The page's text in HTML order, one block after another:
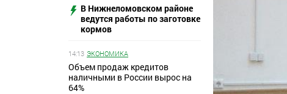
В Нижнеломовском районе
ведутся работы по заготовке
кормов
14:13 ЭКОНОМИКА
Объем продаж кредитов
наличными в России вырос на
64%